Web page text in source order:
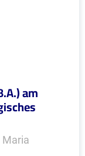
am
Maria